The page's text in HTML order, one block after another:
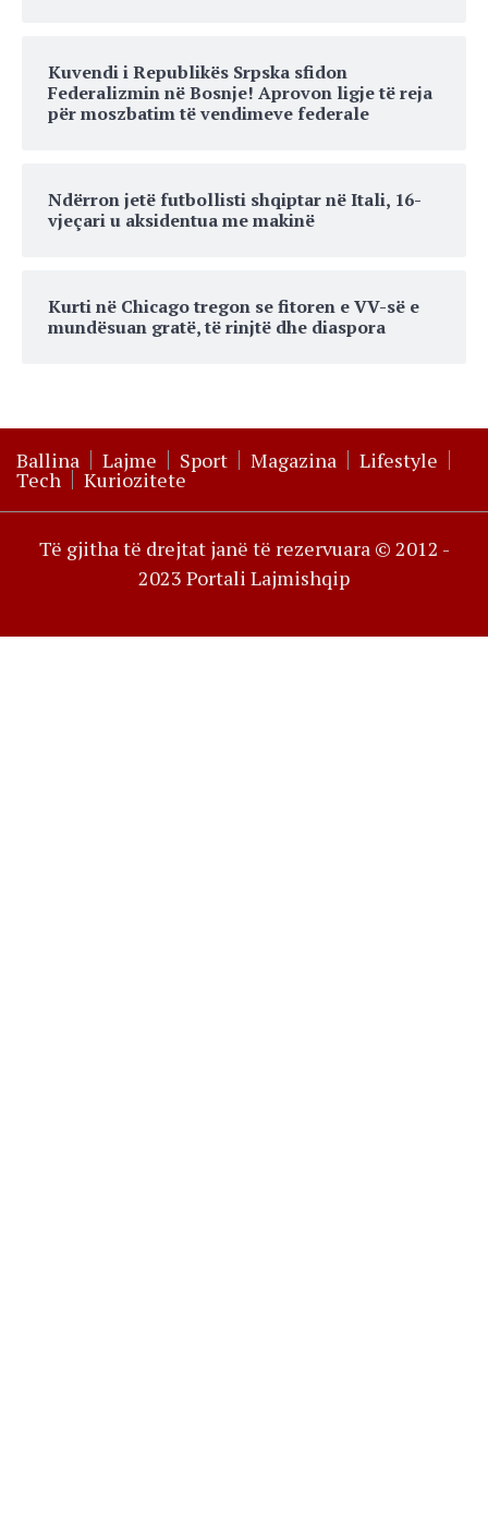
Kuvendi i Republikës Srpska sfidon
Federalizmin në Bosnje! Aprovon ligje të reja
për moszbatim të vendimeve federale
Ndërron jetë futbollisti shqiptar në Itali, 16-
vjeçari u aksidentua me makinë
Kurti në Chicago tregon se fitoren e VV-së e
mundësuan gratë, të rinjtë dhe diaspora
Ballina Lajme Sport Magazina Lifestyle
Tech Kuriozitete
Të gjitha të drejtat janë të rezervuara © 2012 -
2023 Portali Lajmishqip